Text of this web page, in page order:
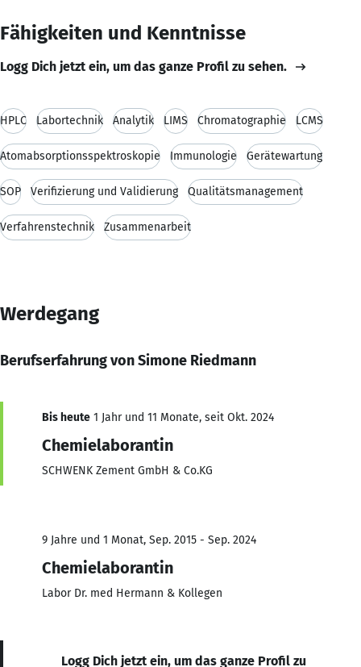
Fähigkeiten und Kenntnisse
Logg Dich jetzt ein, um das ganze Profil zu sehen.
HPLC Labortechnik Analytik LIMS Chromatographie LCMS
Atomabsorptionsspektroskopie Immunologie Gerätewartung
SOP Verifizierung und Validierung Qualitätsmanagement
Verfahrenstechnik Zusammenarbeit
Werdegang
Berufserfahrung von Simone Riedmann
Bis heute 1 Jahr und 11 Monate, seit Okt. 2024
Chemielaborantin
SCHWENK Zement GmbH & Co.KG
9 Jahre und 1 Monat, Sep. 2015 - Sep. 2024
Chemielaborantin
Labor Dr. med Hermann & Kollegen
Logg Dich jetzt ein, um das ganze Profil zu